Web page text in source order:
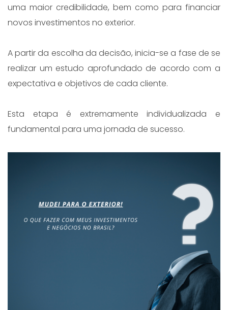
uma maior credibilidade, bem como para financiar
novos investimentos no exterior.
A partir da escolha da decisão, inicia-se a fase de se
realizar um estudo aprofundado de acordo com a
expectativa e objetivos de cada cliente.
Esta etapa é extremamente individualizada e
fundamental para uma jornada de sucesso.